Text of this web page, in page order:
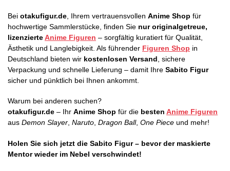
Bei otakufigur.de , Ihrem vertrauensvollen Anime Shop für
hochwertige Sammlerstücke, finden Sie nur originalgetreue,
lizenzierteAnime Figuren – sorgfältig kuratiert für Qualität,
Ästhetik und Langlebigkeit. Als führender Figuren Shop in
Deutschland bieten wir kostenlosen Versand , sichere
Verpackung und schnelle Lieferung – damit Ihre Sabito Figur
sicher und pünktlich bei Ihnen ankommt.
Warum bei anderen suchen?
otakufigur.de – Ihr Anime Shop für die besten Anime Figuren
aus Demon Slayer, Naruto, Dragon Ball, One Piece und mehr!
Holen Sie sich jetzt die Sabito Figur – bevor der maskierte
Mentor wieder im Nebel verschwindet!